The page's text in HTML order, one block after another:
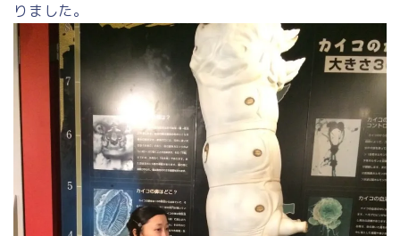
りました。